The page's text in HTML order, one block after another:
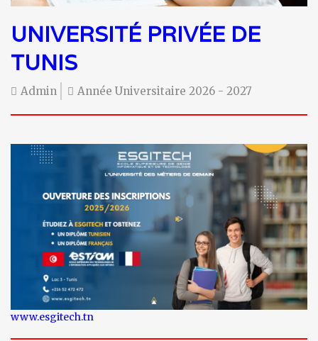
UNIVERSITÉ PRIVÉE DE
TUNIS
Admin Année Universitaire 2026 - 2027
www.esgitech.tn